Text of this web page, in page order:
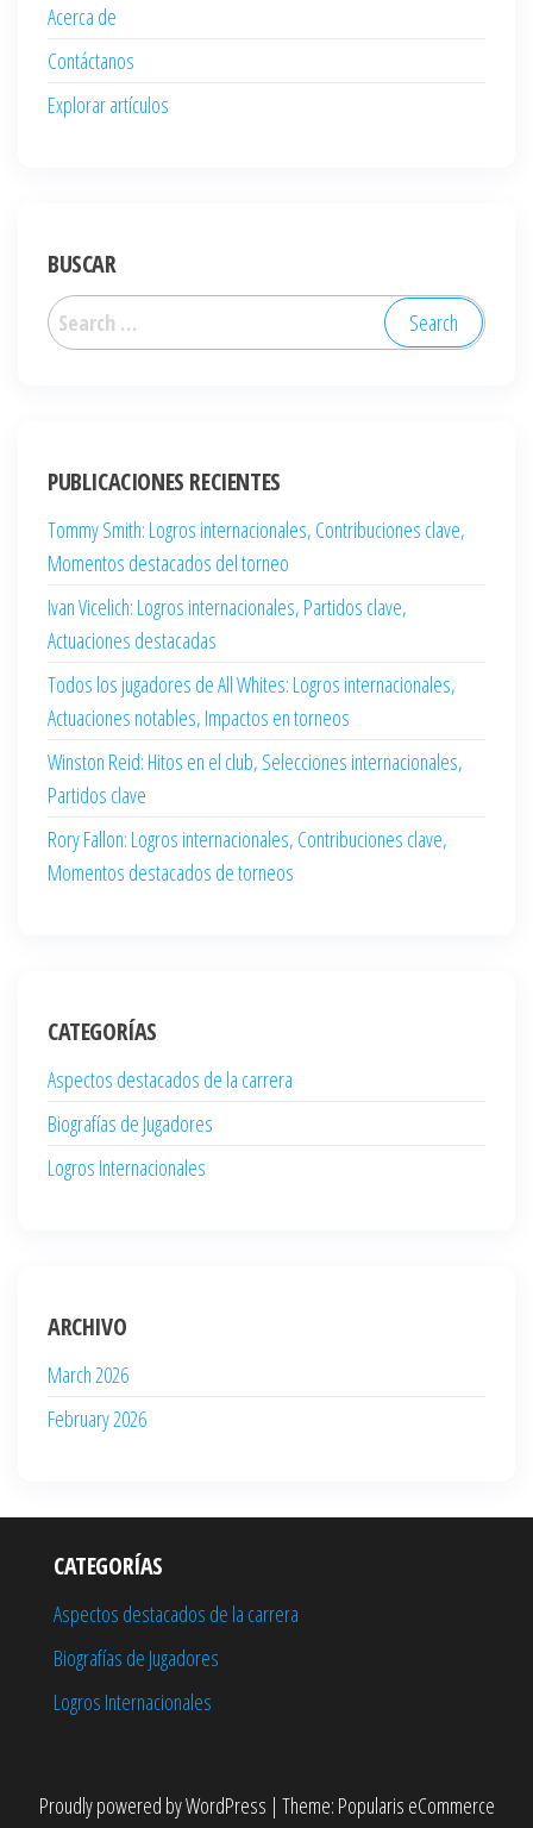
Acerca de
Contáctanos
Explorar artículos
BUSCAR
Search
for:
PUBLICACIONES RECIENTES
Tommy Smith: Logros internacionales, Contribuciones clave,
Momentos destacados del torneo
Ivan Vicelich: Logros internacionales, Partidos clave,
Actuaciones destacadas
Todos los jugadores de All Whites: Logros internacionales,
Actuaciones notables, Impactos en torneos
Winston Reid: Hitos en el club, Selecciones internacionales,
Partidos clave
Rory Fallon: Logros internacionales, Contribuciones clave,
Momentos destacados de torneos
CATEGORÍAS
Aspectos destacados de la carrera
Biografías de Jugadores
Logros Internacionales
ARCHIVO
March 2026
February 2026
CATEGORÍAS
Aspectos destacados de la carrera
Biografías de Jugadores
Logros Internacionales
Proudly powered byWordPress | Theme: Popularis eCommerce